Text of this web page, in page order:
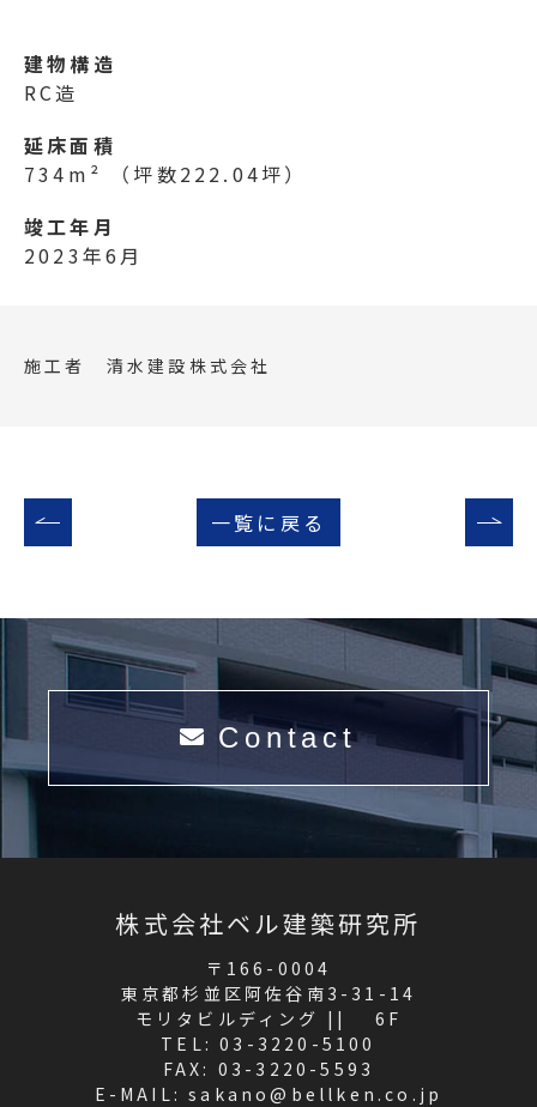
建物構造
RC造
延床面積
734m²
（坪数222.04坪）
竣工年月
2023年6月
施工者 清水建設株式会社
一覧に戻る
Contact
株式会社ベル建築研究所
〒166-0004
東京都杉並区阿佐谷南3-31-14
モリタビルディング || 6F
TEL:03-3220-5100
FAX: 03-3220-5593
E-MAIL:sakano@bellken.co.jp